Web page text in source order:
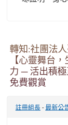
轉知:社團法
【心靈舞台
力 ─ 活出積極
免費觀賞
註冊組長 - 最新公